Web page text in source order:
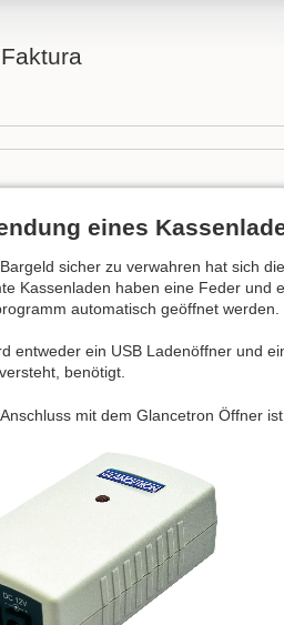
eines
sicher zu verwahren hat sich
Kassenladen haben eine Feder und
automatisch geöffnet werden.
entweder ein USB Ladenöffner und
benötigt.
mit dem Glancetron Öffner